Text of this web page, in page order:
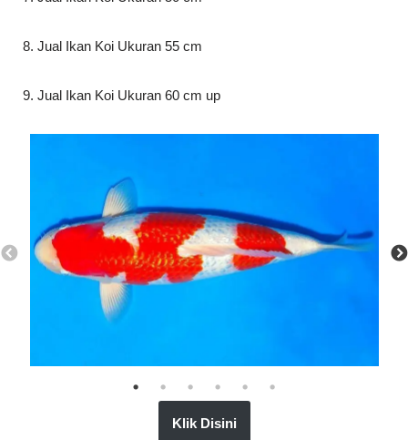
8. Jual Ikan Koi Ukuran 55 cm
9. Jual Ikan Koi Ukuran 60 cm up
Klik Disini